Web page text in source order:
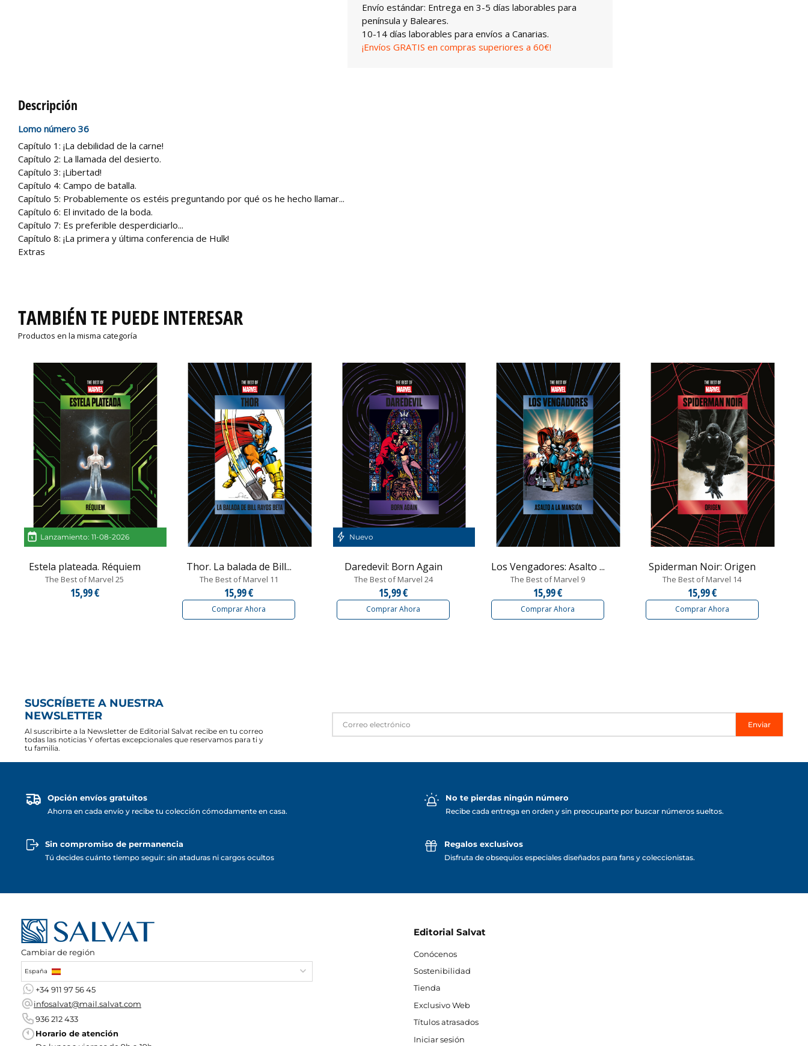
Envío estándar: Entrega en 3-5 días laborables para
península y Baleares.
10-14 días laborables para envíos a Canarias.
¡Envíos GRATIS en compras superiores a 60€!
Descripción
Lomo número 36
Capítulo 1: ¡La debilidad de la carne!
Capítulo 2: La llamada del desierto.
Capítulo 3: ¡Libertad!
Capítulo 4: Campo de batalla.
Capítulo 5: Probablemente os estéis preguntando por qué os he hecho llamar...
Capítulo 6: El invitado de la boda.
Capítulo 7: Es preferible desperdiciarlo...
Capítulo 8: ¡La primera y última conferencia de Hulk!
Extras
TAMBIÉN TE PUEDE INTERESAR
Productos en la misma categoría
Lanzamiento: 11-08-2026
Estela plateada. Réquiem
The Best of Marvel 25
15,99 €
Thor. La balada de Bill...
The Best of Marvel 11
15,99 €
Comprar Ahora
Nuevo
Daredevil: Born Again
The Best of Marvel 24
15,99 €
Comprar Ahora
Los Vengadores: Asalto ...
The Best of Marvel 9
15,99 €
Comprar Ahora
Spiderman Noir: Origen
The Best of Marvel 14
15,99 €
Comprar Ahora
SUSCRÍBETE A NUESTRA
NEWSLETTER
Al suscribirte a la Newsletter de Editorial Salvat recibe en tu correo
todas las noticias Y ofertas excepcionales que reservamos para ti y
tu familia.
Enviar
Opción envíos gratuitos
Ahorra en cada envío y recibe tu colección cómodamente en casa.
No te pierdas ningún número
Recibe cada entrega en orden y sin preocuparte por buscar números sueltos.
Sin compromiso de permanencia
Tú decides cuánto tiempo seguir: sin ataduras ni cargos ocultos
Regalos exclusivos
Disfruta de obsequios especiales diseñados para fans y coleccionistas.
Cambiar de región
España
+34 911 97 56 45
infosalvat@mail.salvat.com
936 212 433
Horario de atención
Editorial Salvat
Conócenos
Sostenibilidad
Tienda
Exclusivo Web
Títulos atrasados
Iniciar sesión